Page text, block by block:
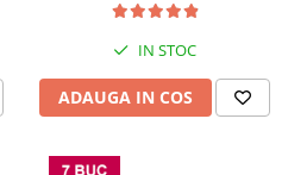
IN STOC
ADAUGA IN COS